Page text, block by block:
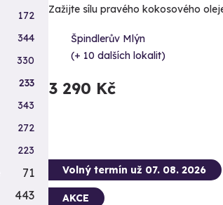
Zažijte sílu pravého kokosového
Špindlerův Mlýn
(+ 10 dalších lokalit)
3 290 Kč
Volný termín už 07. 08. 2026
AKCE
172
344
330
233
343
272
223
71
443